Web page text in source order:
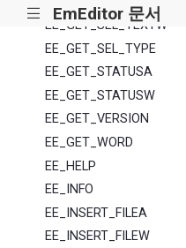
||| EmEditor 문서
EE_GET_SEL_TEXTW
EE_GET_SEL_TYPE
EE_GET_STATUSA
EE_GET_STATUSW
EE_GET_VERSION
EE_GET_WORD
EE_HELP
EE_INFO
EE_INSERT_FILEA
EE_INSERT_FILEW